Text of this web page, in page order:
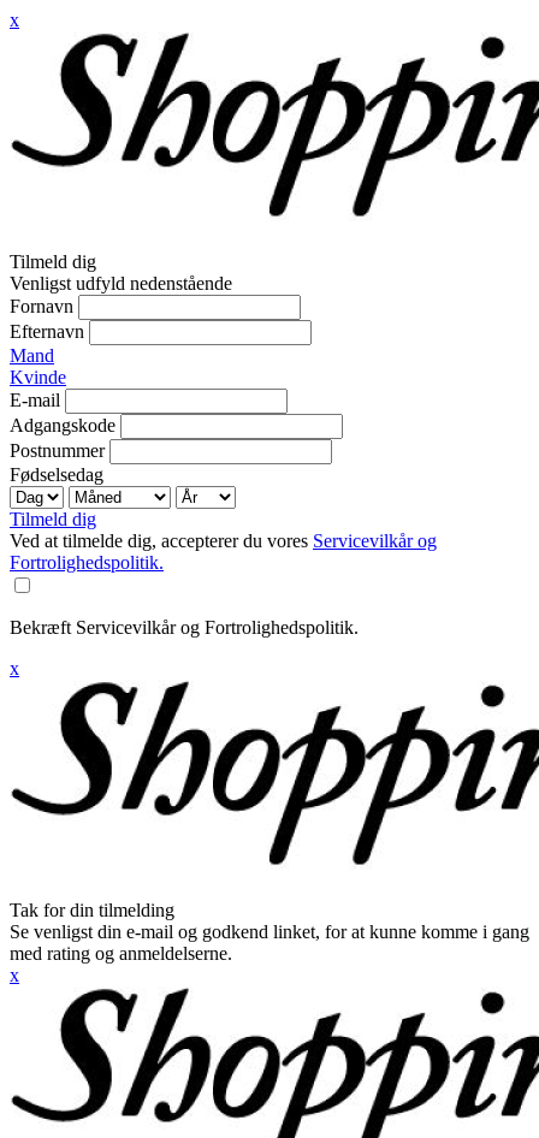
x
Tilmeld dig
Venligst udfyld nedenstående
Fornavn
Efternavn
Mand
Kvinde
E-mail
Adgangskode
Postnummer
Fødselsedag
Tilmeld dig
Ved at tilmelde dig, accepterer du vores Servicevilkår og
Fortrolighedspolitik.
Bekræft Servicevilkår og Fortrolighedspolitik.
x
Tak for din tilmelding
Se venligst din e-mail og godkend linket, for at kunne komme i gang
med rating og anmeldelserne.
x